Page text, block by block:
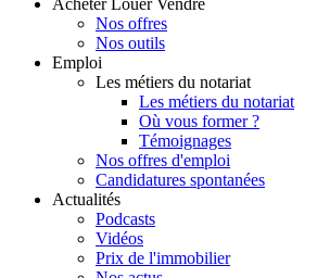
Nos offres
Nos outils
Emploi
Les métiers du notariat
Les métiers du notariat
Où vous former ?
Témoignages
Nos offres d'emploi
Candidatures spontanées
Actualités
Podcasts
Vidéos
Prix de l'immobilier